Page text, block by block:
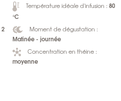
Température idéale d'infusion : 80
°C
2
Moment de dégustation :
Matinée - journée
Concentration en théine :
moyenne